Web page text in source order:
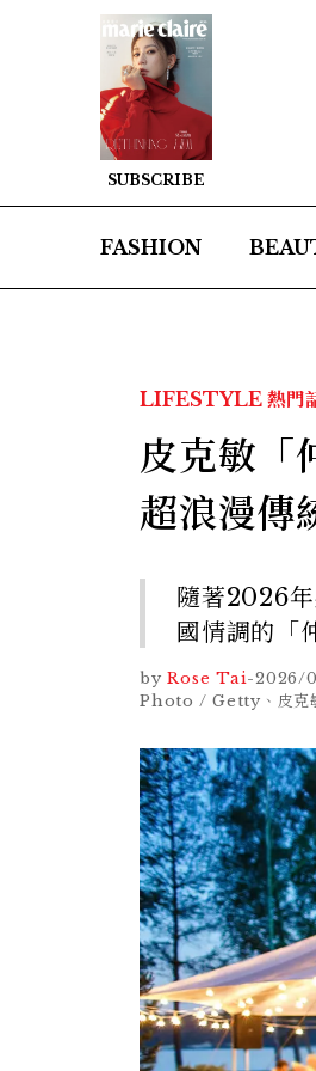
SUBSCRIBE
FASHION
LIFESTYLE 熱門
皮克敏「
超浪漫傳
隨著2026
國情調的「
by Rose Tai-2026/
Photo / Getty、皮克